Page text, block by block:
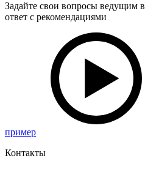
Задайте свои вопросы ведущим
ответ с рекомендациями
пример
Контакты